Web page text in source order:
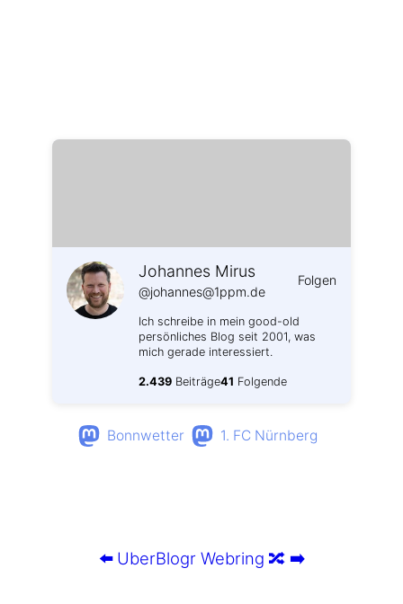
Johannes Mirus
@johannes@1ppm.de
Folgen
Ich schreibe in mein good-old
persönliches Blog seit 2001, was
mich gerade interessiert.
2.439 Beiträge41 Folgende
Bonnwetter 1. FC Nürnberg
⬅️ UberBlogr Webring 🔀 ➡️